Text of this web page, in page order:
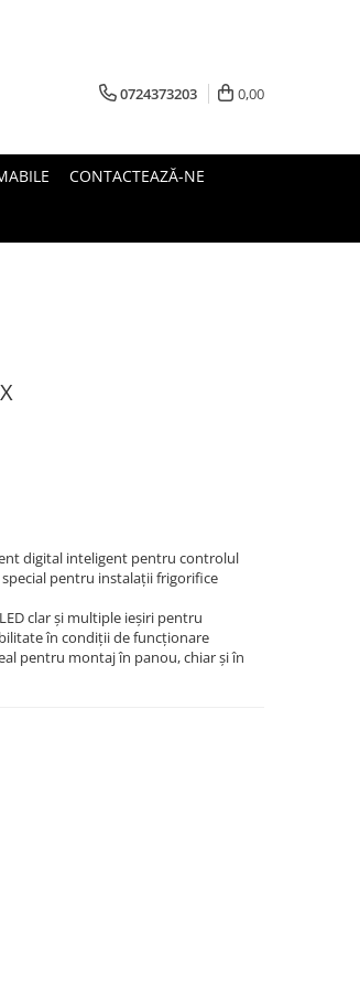
0724373203 0,00
CONTACTEAZĂ-NE
digital inteligent pentru controlul
pentru instalații frigorifice
clar și multiple ieșiri pentru
în condiții de funcționare
pentru montaj în panou, chiar și în